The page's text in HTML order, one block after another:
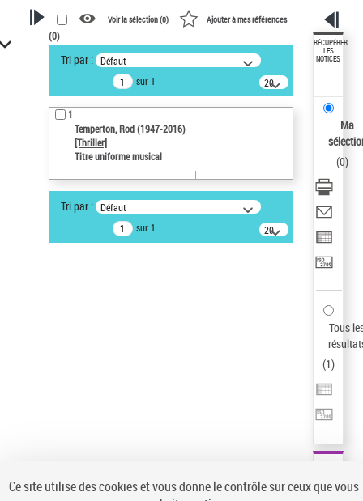
VOTRE RECHERCHE
Recherche avancée dans les
notices d’autorité
Œuvres liées à l'auteur :
Temperton, Rod (1947-2016)
Auteur d’œuvre
Type de notice d'autorité
Œuvre
Statut de la notice d’autorité
Voir la sélection (0) Ajouter à mes références
(0)
Tri par : Défaut
sur 1
20
résultats/page
1
Temperton, Rod (1947-2016)
[Thriller]
Titre uniforme musical
Tri par : Défaut
sur 1
20
résultats/page
RÉCUPÉRER
LES
NOTICES
Ma
(0)
Tous
(1)
Ce site utilise des cookies et vous donne le contrôle sur ceux que vous